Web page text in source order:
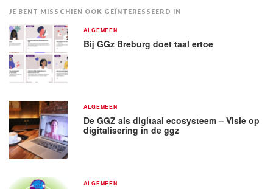
JE BENT MISSCHIEN OOK GEÏNTERESSEERD IN
ALGEMEEN
Bij GGz Breburg doet taal ertoe
ALGEMEEN
De GGZ als digitaal ecosysteem – Visie op
digitalisering in de ggz
ALGEMEEN